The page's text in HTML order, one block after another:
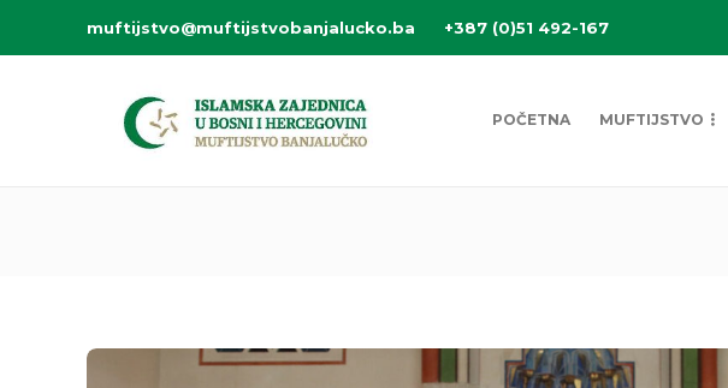
muftijstvo@muftijstvobanjalucko.ba +387 (0)51 492-167
POČETNA MUFTIJSTVO